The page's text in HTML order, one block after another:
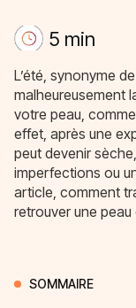
5 min
L’été, synonyme
malheureusement
votre peau,
effet, après une
peut devenir
imperfections ou
article, comment
retrouver une
SOMMAIRE